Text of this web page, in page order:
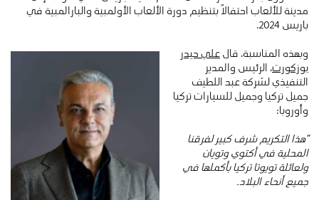
مدينة للألعاب احتفالاً بتنظيم دورة الألعاب الأولمبية والبارالمبية في
باريس 2024.
وبهذه المناسبة، قالعلي حيدر
بوزكورت، الرئيس والمدير
التنفيذي لشركة عبد اللطيف
جميل تركيا وجميل للسيارات تركيا
وأوروبا:
“هذا التكريم شرف كبير لفرقنا
المحلية في أكتوي وتويان
ولعائلة تويوتا تركيا بأكملها في
جميع أنحاء البلاد.